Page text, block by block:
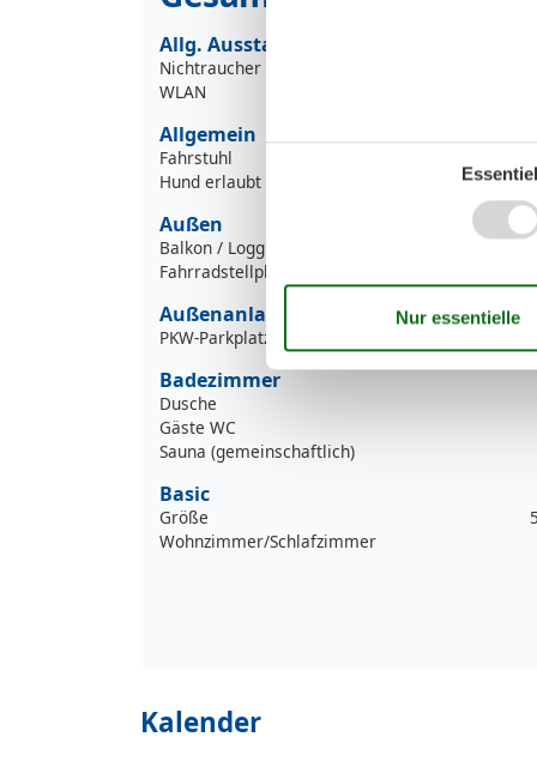
Allg. Ausstattung
Nichtraucher
WLAN
Allgemein
Fahrstuhl
Hund erlaubt
Außen
Balkon / Loggia
Fahrradstellplatz
Außenanlage
PKW-Parkplatz
Badezimmer
Dusche
Gäste WC
Sauna (gemeinschaftlich)
Basic
Größe
Wohnzimmer/Schlafzimmer
Kalender